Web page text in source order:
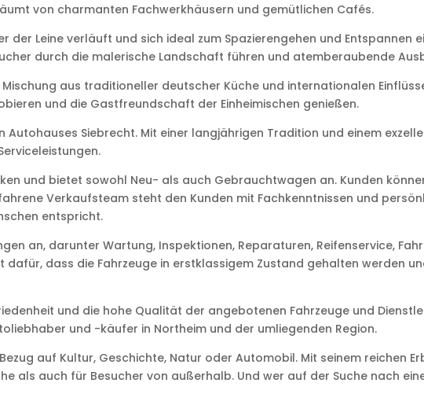
von charmanten Fachwerkhäusern und gemütlichen Cafés.
Leine verläuft und sich ideal zum Spazierengehen und Entspannen
durch die malerische Landschaft führen und atemberaubende
aus traditioneller deutscher Küche und internationalen
und die Gastfreundschaft der Einheimischen genießen.
Siebrecht. Mit einer langjährigen Tradition und einem
und bietet sowohl Neu- als auch Gebrauchtwagen an. Kunden
Verkaufsteam steht den Kunden mit Fachkenntnissen und
entspricht.
an, darunter Wartung, Inspektionen, Reparaturen, Reifenservice,
dass die Fahrzeuge in erstklassigem Zustand gehalten werden
und die hohe Qualität der angebotenen Fahrzeuge und
und -käufer in Northeim und der umliegenden Region.
auf Kultur, Geschichte, Natur oder Automobil. Mit seinem reichen
als auch für Besucher von außerhalb. Und wer auf der Suche nach